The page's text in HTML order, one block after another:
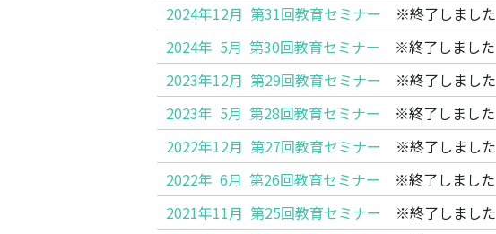
2024年12月 第31回教育セミナー ※終了しました
2024年 5月 第30回教育セミナー ※終了しました
2023年12月 第29回教育セミナー ※終了しました
2023年 5月 第28回教育セミナー ※終了しました
2022年12月 第27回教育セミナー ※終了しました
2022年 6月 第26回教育セミナー ※終了しました
2021年11月 第25回教育セミナー ※終了しました